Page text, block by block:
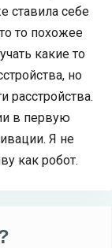
ставила себе
то похожее
какие то
но
расстройства.
в первую
Я не
как робот.